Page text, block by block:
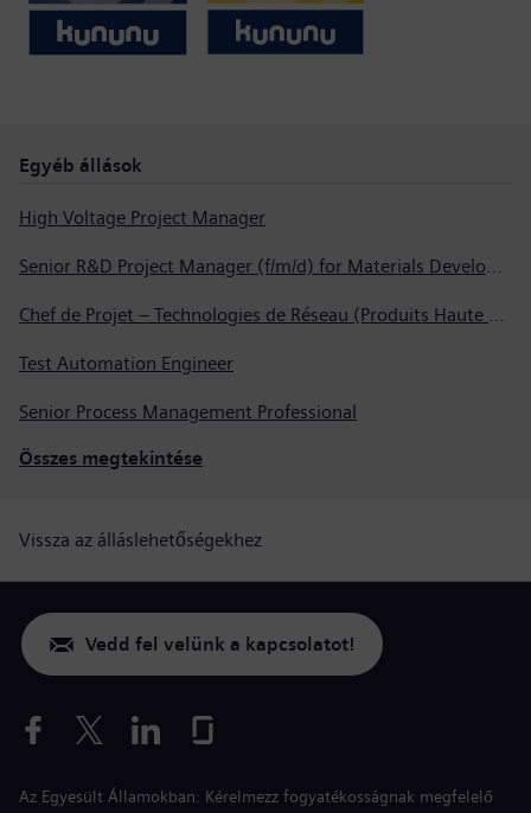
Egyéb állások
High Voltage Project Manager
Senior R&D Project Manager (f/m/d) for Materials Development
Chef de Projet – Technologies de Réseau (Produits Haute Tension, Dispositifs de Commutation et Transformateurs)
Test Automation Engineer
Senior Process Management Professional
Összes megtekintése
Vissza az álláslehetőségekhez
Vedd fel velünk a kapcsolatot!
Az Egyesült Államokban: Kérelmezz fogyatékosságnak megfelelő